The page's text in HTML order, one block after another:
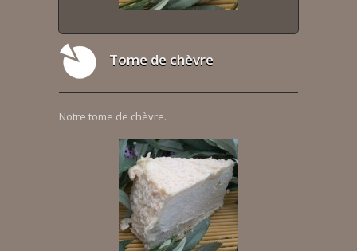
Tome de chèvre
Notre tome de chèvre.